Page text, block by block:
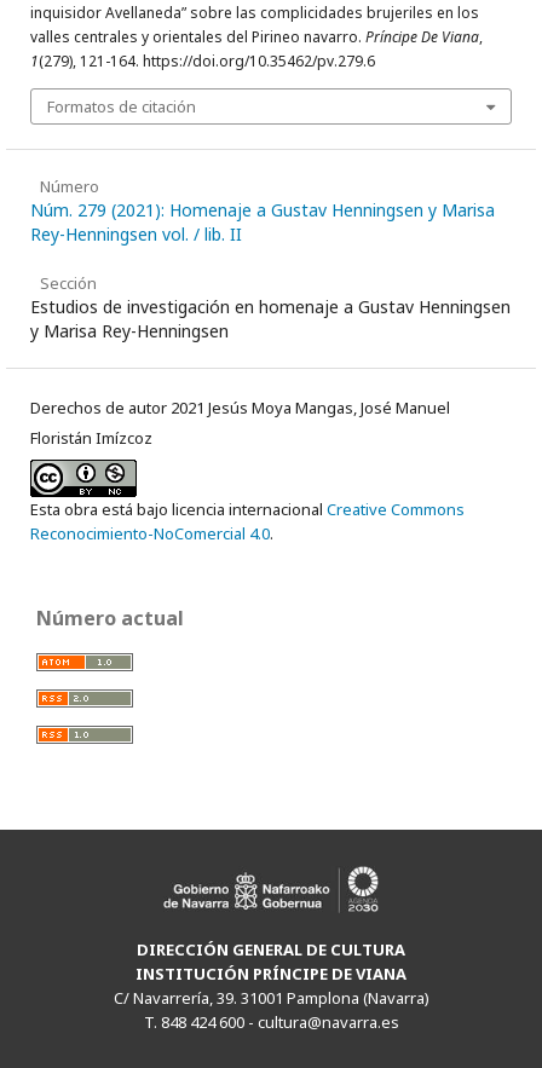
inquisidor Avellaneda” sobre las complicidades brujeriles en los
valles centrales y orientales del Pirineo navarro. Príncipe De Viana,
1(279), 121-164. https://doi.org/10.35462/pv.279.6
Formatos de citación
Número
Núm. 279 (2021): Homenaje a Gustav Henningsen y Marisa
Rey-Henningsen vol. / lib. II
Sección
Estudios de investigación en homenaje a Gustav Henningsen
y Marisa Rey-Henningsen
Derechos de autor 2021 Jesús Moya Mangas, José Manuel
Floristán Imízcoz
Esta obra está bajo licencia internacional Creative Commons
Reconocimiento-NoComercial 4.0.
Número actual
DIRECCIÓN GENERAL DE CULTURA
INSTITUCIÓN PRÍNCIPE DE VIANA
C/ Navarrería, 39. 31001 Pamplona (Navarra)
T. 848 424 600 - cultura@navarra.es